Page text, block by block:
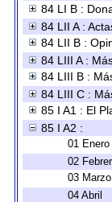
84 LI B :
84 LII A :
84 LII B :
84 LIII A :
84 LIII B :
84 LIII C :
85 I A1 : El
85 I A2 :
01 Enero
02
03 Marzo
04 Abril